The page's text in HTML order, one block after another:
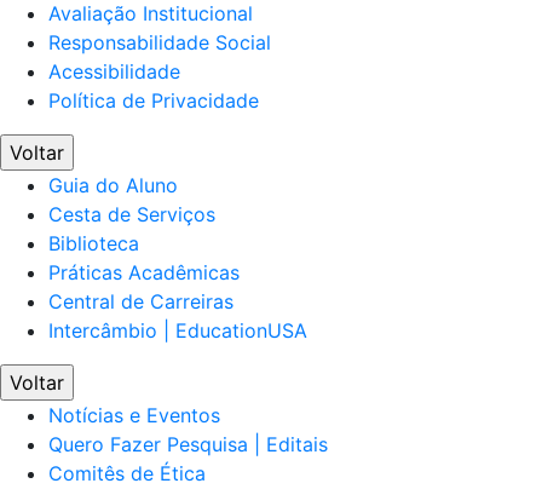
Avaliação Institucional
Responsabilidade Social
Acessibilidade
Política de Privacidade
Voltar
Guia do Aluno
Cesta de Serviços
Biblioteca
Práticas Acadêmicas
Central de Carreiras
Intercâmbio | EducationUSA
Voltar
Notícias e Eventos
Quero Fazer Pesquisa | Editais
Comitês de Ética